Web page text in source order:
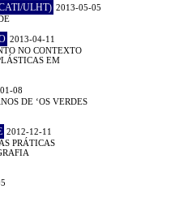
ULHT) 2013-05-05
2013-04-11
NO CONTEXTO
EM
08
DE ‘OS VERDES
2012-12-11
PRÁTICAS